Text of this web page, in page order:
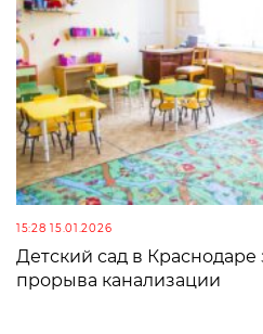
15:28 15.01.2026
Детский сад в Краснодаре
прорыва канализации